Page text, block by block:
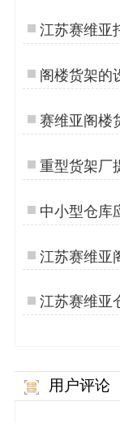
江苏赛维亚
物？
阁楼货架的
赛维亚阁楼
重型货架厂
的细节
中小型仓库
江苏赛维亚
哪些优势？
江苏赛维亚
用户评论